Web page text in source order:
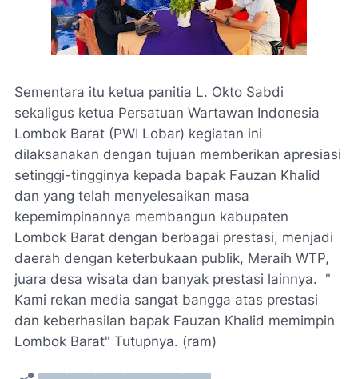
Sementara itu ketua panitia L. Okto Sabdi
sekaligus ketua Persatuan Wartawan Indonesia
Lombok Barat (PWI Lobar) kegiatan ini
dilaksanakan dengan tujuan memberikan apresiasi
setinggi-tingginya kepada bapak Fauzan Khalid
dan yang telah menyelesaikan masa
kepemimpinannya membangun kabupaten
Lombok Barat dengan berbagai prestasi, menjadi
daerah dengan keterbukaan publik, Meraih WTP,
juara desa wisata dan banyak prestasi lainnya. "
Kami rekan media sangat bangga atas prestasi
dan keberhasilan bapak Fauzan Khalid memimpin
Lombok Barat" Tutupnya. (ram)